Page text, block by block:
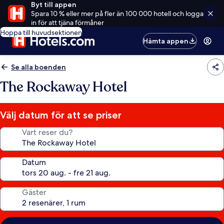
Byt till appen
Spara 10 % eller mer på fler än 100 000 hotell och logga
in för att tjäna förmåner
Hoppa till huvudsektionen
Hämta appen
Se alla boenden
The Rockaway Hotel
Välj datum för att se priser
Vart reser du?
Datum
Gäster